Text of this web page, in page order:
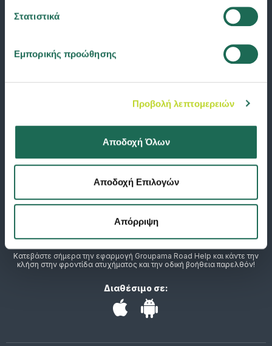
Στατιστικά
Εμπορικής προώθησης
Προβολή λεπτομερειών
Αποδοχή Όλων
Αποδοχή Επιλογών
Απόρριψη
Κατεβάστε σήμερα την εφαρμογή Groupama Road Help και κάντε την
κλήση στην φροντίδα ατυχήματος και την οδική βοήθεια παρελθόν!
Διαθέσιμο σε: